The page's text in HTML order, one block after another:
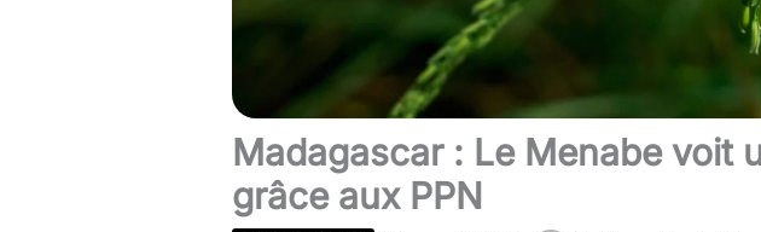
Madagascar : Le Menabe voit
grâce aux PPN